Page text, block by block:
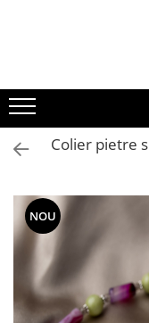
Colier pietre
NOU